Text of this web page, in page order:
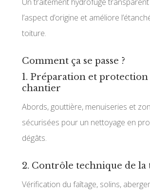
l’aspect d’origine et améliore
toiture.
Comment ça se passe ?
1. Préparation et protection
chantier
Abords, gouttière, menuiseries et
sécurisées pour un nettoyage en
dégâts.
2. Contrôle technique de
Vérification du faîtage, solins,